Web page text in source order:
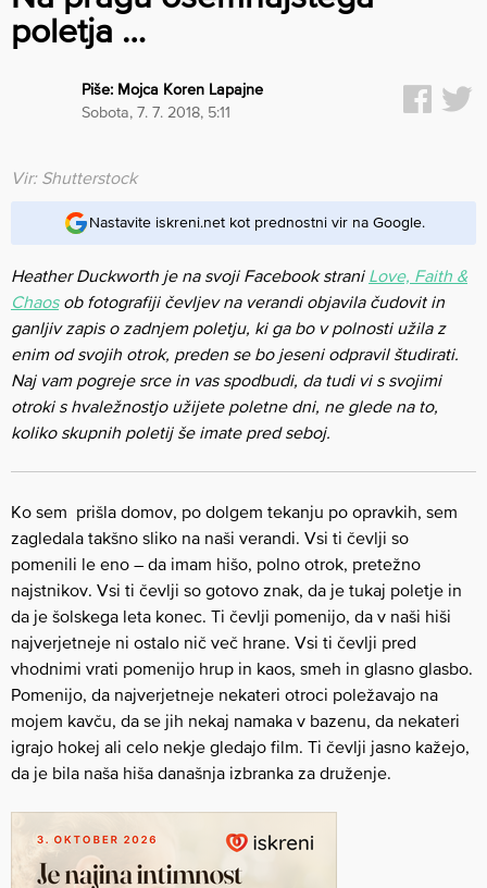
poletja …
Piše: Mojca Koren Lapajne
sobota, 7. 7. 2018, 5:11
Vir: Shutterstock
Nastavite iskreni.net kot prednostni vir na Google.
Heather Duckworth je na svoji Facebook strani Love, Faith &
Chaosob fotografiji čevljev na verandi objavila čudovit in
ganljiv zapis o zadnjem poletju, ki ga bo v polnosti užila z
enim od svojih otrok, preden se bo jeseni odpravil študirati.
Naj vam pogreje srce in vas spodbudi, da tudi vi s svojimi
otroki s hvaležnostjo užijete poletne dni, ne glede na to,
koliko skupnih poletij še imate pred seboj.
Ko sem prišla domov, po dolgem tekanju po opravkih, sem
zagledala takšno sliko na naši verandi. Vsi ti čevlji so
pomenili le eno – da imam hišo, polno otrok, pretežno
najstnikov. Vsi ti čevlji so gotovo znak, da je tukaj poletje in
da je šolskega leta konec. Ti čevlji pomenijo, da v naši hiši
najverjetneje ni ostalo nič več hrane. Vsi ti čevlji pred
vhodnimi vrati pomenijo hrup in kaos, smeh in glasno glasbo.
Pomenijo, da najverjetneje nekateri otroci poležavajo na
mojem kavču, da se jih nekaj namaka v bazenu, da nekateri
igrajo hokej ali celo nekje gledajo film. Ti čevlji jasno kažejo,
da je bila naša hiša današnja izbranka za druženje.